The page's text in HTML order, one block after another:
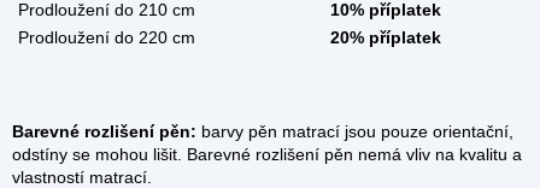
Prodloužení do 210 cm
10% příplatek
Prodloužení do 220 cm
20% příplatek
Barevné rozlišení pěn: barvy pěn matrací jsou pouze orientační,
odstíny se mohou lišit. Barevné rozlišení pěn nemá vliv na kvalitu a
vlastností matrací.